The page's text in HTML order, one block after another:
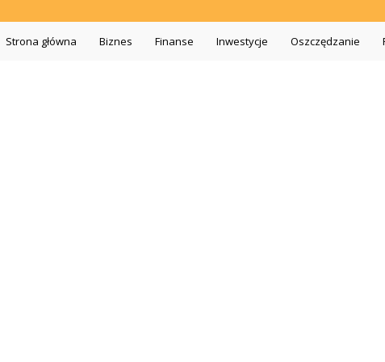
Blogbiszopa.pl
Strona główna Biznes Finanse Inwestycje Oszczędzanie